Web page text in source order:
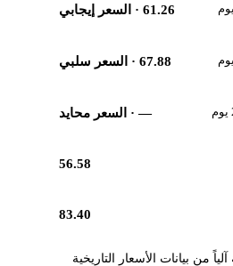
61.26· السعر إيجابي
67.88· السعر سلبي
—· السعر محايد
56.58
83.40
من بيانات الأسعار التاريخية